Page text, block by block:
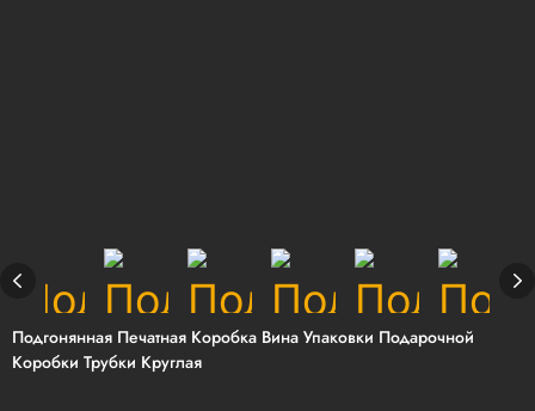
Подгонянная Печатная Коробка Вина Упаковки Подарочной
Коробки Трубки Круглая